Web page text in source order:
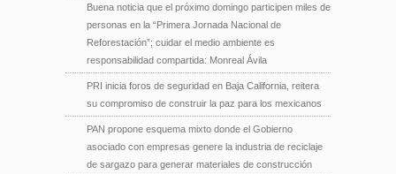
Buena noticia que el próximo domingo participen miles de
personas en la “Primera Jornada Nacional de
Reforestación”; cuidar el medio ambiente es
responsabilidad compartida: Monreal Ávila
PRI inicia foros de seguridad en Baja California, reitera
su compromiso de construir la paz para los mexicanos
PAN propone esquema mixto donde el Gobierno
asociado con empresas genere la industria de reciclaje
de sargazo para generar materiales de construcción